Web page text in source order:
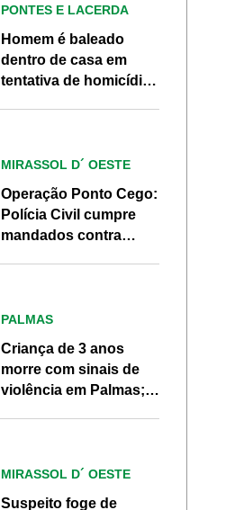
PONTES E LACERDA
Homem é baleado
dentro de casa em
tentativa de homicídio
MIRASSOL D´ OESTE
Operação Ponto Cego:
Polícia Civil cumpre
mandados contra
PALMAS
Criança de 3 anos
morre com sinais de
violência em Palmas;
MIRASSOL D´ OESTE
Suspeito foge de